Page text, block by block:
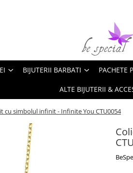
BIJUTERII BARBATI PACHETE
ALTE BIJUTERII &
cu simbolul infinit - Infinite You CTU0054